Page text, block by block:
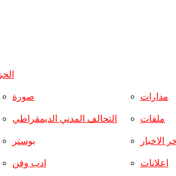
صورة
التحالف المدني الديمقراطي
بوستر
ادب وفن
مدارات
ملفات
الاخبار
اعلانات